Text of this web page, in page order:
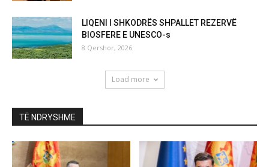
LIQENI I SHKODRËS SHPALLET REZERVË
BIOSFERE E UNESCO-s
8 Qershor, 2026
Load more
TË NDRYSHME